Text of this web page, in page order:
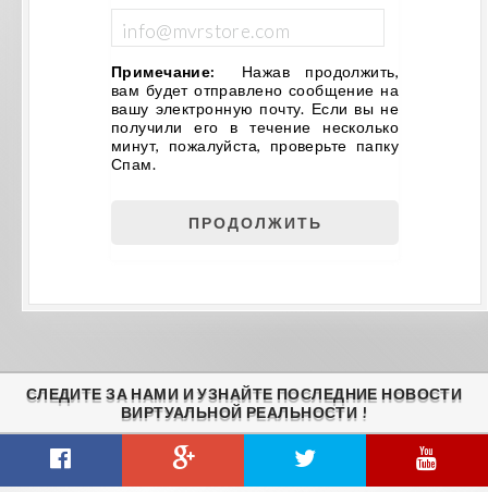
Примечание:
Нажав продолжить,
вам будет отправлено сообщение на
вашу электронную почту. Если вы не
получили его в течение несколько
минут, пожалуйста, проверьте папку
Спам.
СЛЕДИТЕ ЗА НАМИ И УЗНАЙТЕ ПОСЛЕДНИЕ НОВОСТИ
ВИРТУАЛЬНОЙ РЕАЛЬНОСТИ !